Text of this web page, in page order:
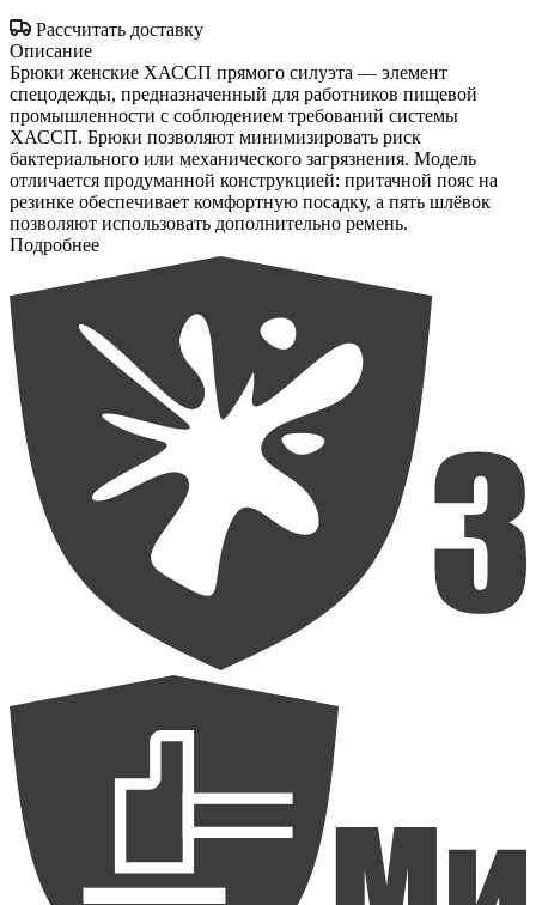
Рассчитать доставку
Описание
Брюки женские ХАССП прямого силуэта — элемент
спецодежды, предназначенный для работников пищевой
промышленности с соблюдением требований системы
ХАССП. Брюки позволяют минимизировать риск
бактериального или механического загрязнения. Модель
отличается продуманной конструкцией: притачной пояс на
резинке обеспечивает комфортную посадку, а пять шлёвок
позволяют использовать дополнительно ремень.
Подробнее